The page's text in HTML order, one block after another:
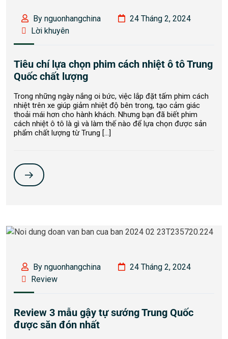
By nguonhangchina
24 Tháng 2, 2024
Lời khuyên
Tiêu chí lựa chọn phim cách nhiệt ô tô Trung
Quốc chất lượng
Trong những ngày nắng oi bức, việc lắp đặt tấm phim cách
nhiệt trên xe giúp giảm nhiệt độ bên trong, tạo cảm giác
thoải mái hơn cho hành khách. Nhưng bạn đã biết phim
cách nhiệt ô tô là gì và làm thế nào để lựa chọn được sản
phẩm chất lượng từ Trung […]
By nguonhangchina
24 Tháng 2, 2024
Review
Review 3 mẫu gậy tự sướng Trung Quốc
được săn đón nhất